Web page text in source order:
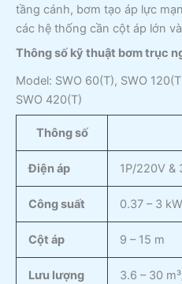
tầng cánh, bơm tạo áp lực
các hệ thống cần cột áp lớn
Thông số kỹ thuật bơm trục
Model: SWO 60(T), SWO
SWO 420(T)
Thông số
Điện áp 1P/220V &
Công suất 0.37 – 3 kW
Cột áp 9 – 15 m
Lưu lượng 3.6 – 30